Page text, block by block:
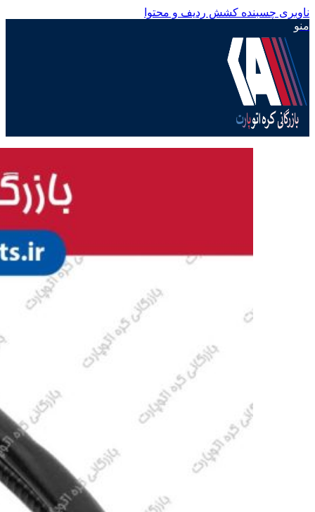
ناوبری چسبنده کشش ردیف و محتوا
منو